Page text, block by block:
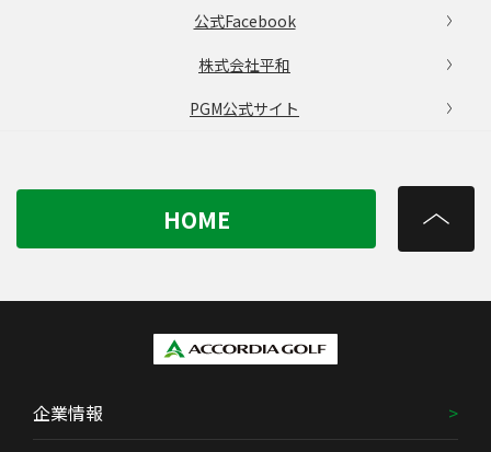
公式Facebook
株式会社平和
PGM公式サイト
HOME
企業情報